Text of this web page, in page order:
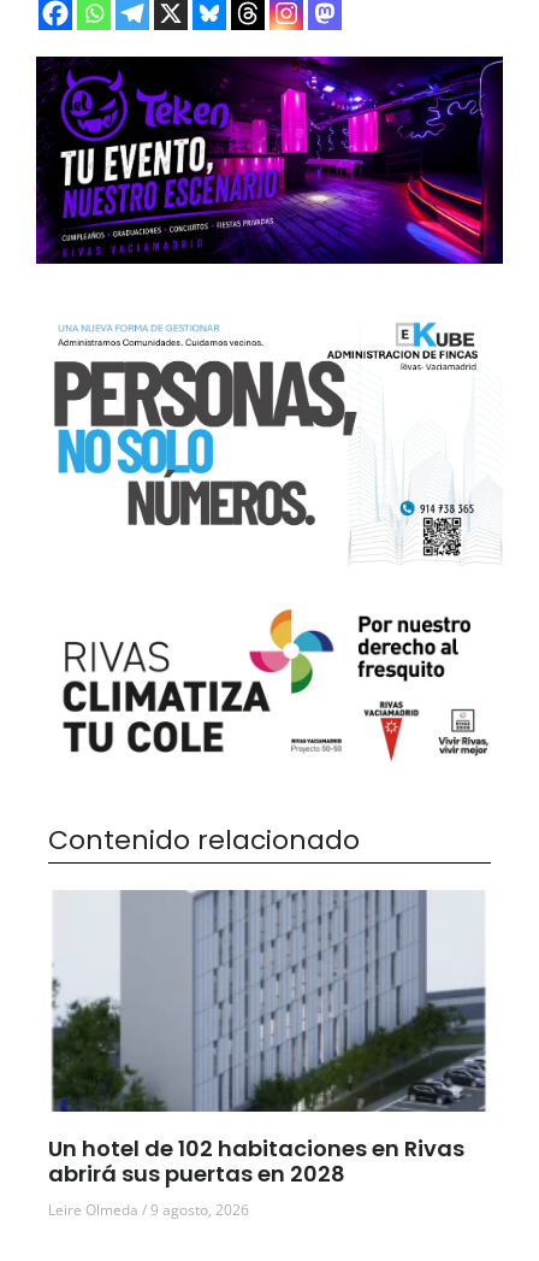
Contenido relacionado
Un hotel de 102 habitaciones en Rivas
abrirá sus puertas en 2028
Leire Olmeda 9 agosto, 2026